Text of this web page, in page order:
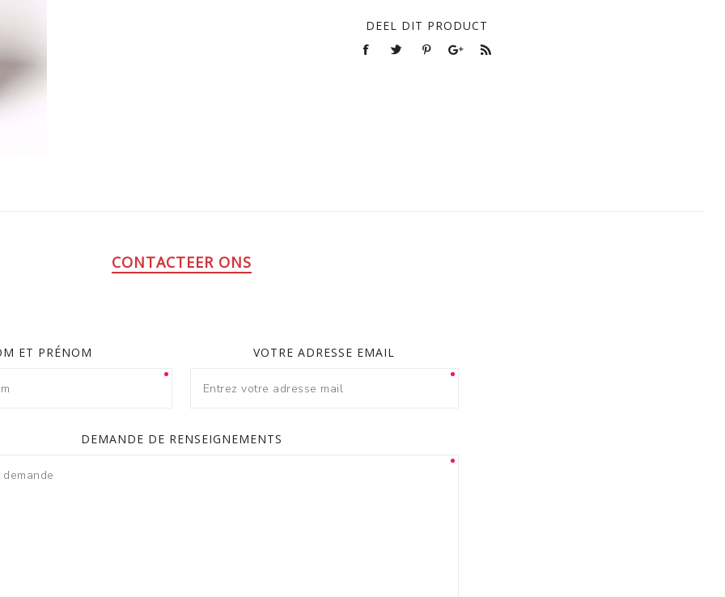
DEEL DIT PRODUCT
CONTACTEER ONS
ET PRÉNOM VOTRE ADRESSE EMAIL
DEMANDE DE RENSEIGNEMENTS